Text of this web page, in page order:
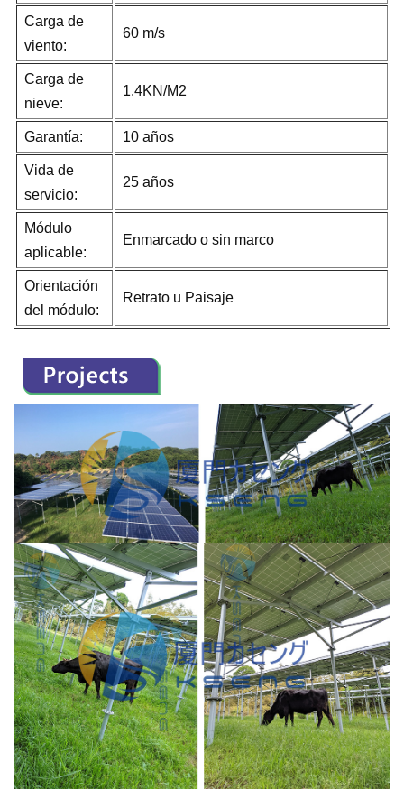
Carga de
viento:
60 m/s
Carga de
nieve:
1.4KN/M2
Garantía: 10 años
Vida de
servicio:
25 años
Módulo
aplicable:
Enmarcado o sin marco
Orientación
del módulo:
Retrato u Paisaje